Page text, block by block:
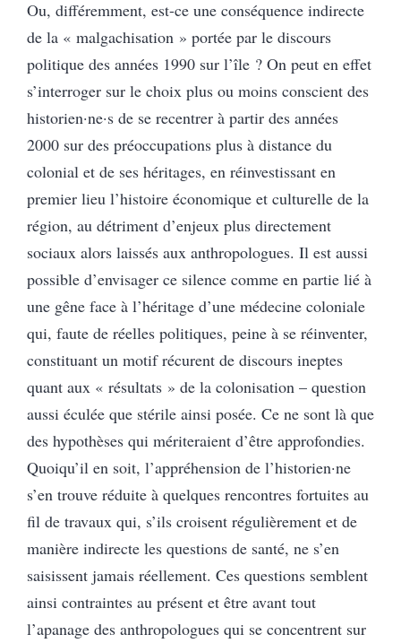
Ou, différemment, est-ce une conséquence indirecte
de la « malgachisation » portée par le discours
politique des années 1990 sur l’île ? On peut en effet
s’interroger sur le choix plus ou moins conscient des
historien·ne·s de se recentrer à partir des années
2000 sur des préoccupations plus à distance du
colonial et de ses héritages, en réinvestissant en
premier lieu l’histoire économique et culturelle de la
région, au détriment d’enjeux plus directement
sociaux alors laissés aux anthropologues. Il est aussi
possible d’envisager ce silence comme en partie lié à
une gêne face à l’héritage d’une médecine coloniale
qui, faute de réelles politiques, peine à se réinventer,
constituant un motif récurent de discours ineptes
quant aux « résultats » de la colonisation – question
aussi éculée que stérile ainsi posée. Ce ne sont là que
des hypothèses qui mériteraient d’être approfondies.
Quoiqu’il en soit, l’appréhension de l’historien·ne
s’en trouve réduite à quelques rencontres fortuites au
fil de travaux qui, s’ils croisent régulièrement et de
manière indirecte les questions de santé, ne s’en
saisissent jamais réellement. Ces questions semblent
ainsi contraintes au présent et être avant tout
l’apanage des anthropologues qui se concentrent sur